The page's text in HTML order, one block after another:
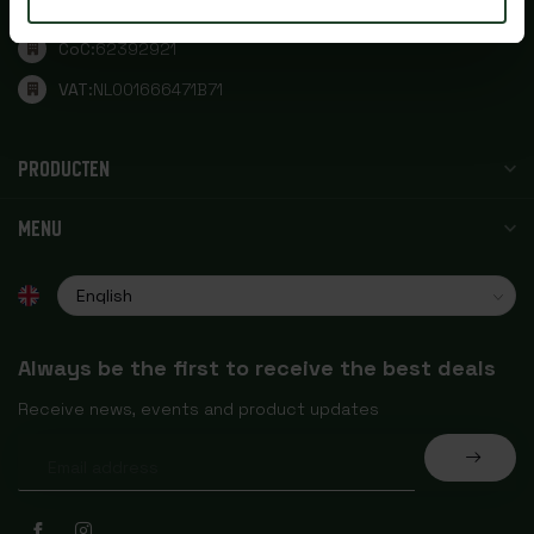
CoC:62392921
VAT:NL001666471B71
PRODUCTEN
MENU
Always be the first to receive the best deals
Receive news, events and product updates